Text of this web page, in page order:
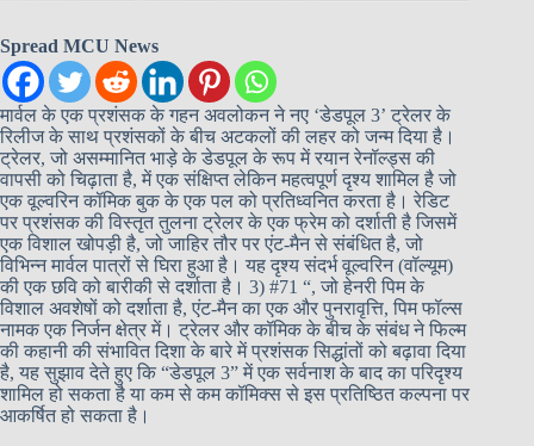
Spread MCU News
मार्वल के एक प्रशंसक के गहन अवलोकन ने नए ‘डेडपूल 3’ ट्रेलर के
रिलीज के साथ प्रशंसकों के बीच अटकलों की लहर को जन्म दिया है।
ट्रेलर, जो असम्मानित भाड़े के डेडपूल के रूप में रयान रेनॉल्ड्स की
वापसी को चिढ़ाता है, में एक संक्षिप्त लेकिन महत्वपूर्ण दृश्य शामिल है जो
एक वूल्वरिन कॉमिक बुक के एक पल को प्रतिध्वनित करता है। रेडिट
पर प्रशंसक की विस्तृत तुलना ट्रेलर के एक फ्रेम को दर्शाती है जिसमें
एक विशाल खोपड़ी है, जो जाहिर तौर पर एंट-मैन से संबंधित है, जो
विभिन्न मार्वल पात्रों से घिरा हुआ है। यह दृश्य संदर्भ वूल्वरिन (वॉल्यूम)
की एक छवि को बारीकी से दर्शाता है। 3) #71 “, जो हेनरी पिम के
विशाल अवशेषों को दर्शाता है, एंट-मैन का एक और पुनरावृत्ति, पिम फॉल्स
नामक एक निर्जन क्षेत्र में। ट्रेलर और कॉमिक के बीच के संबंध ने फिल्म
की कहानी की संभावित दिशा के बारे में प्रशंसक सिद्धांतों को बढ़ावा दिया
है, यह सुझाव देते हुए कि “डेडपूल 3” में एक सर्वनाश के बाद का परिदृश्य
शामिल हो सकता है या कम से कम कॉमिक्स से इस प्रतिष्ठित कल्पना पर
आकर्षित हो सकता है।